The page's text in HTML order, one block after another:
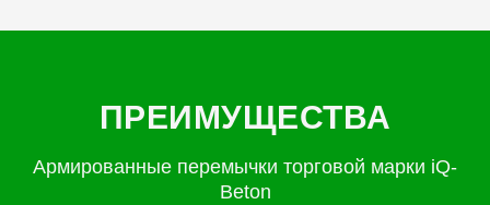
ПРЕИМУЩЕСТВА
Армированные перемычки торговой марки iQ-
Beton